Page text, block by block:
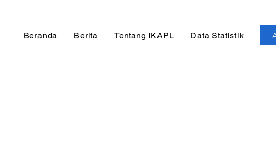
Beranda Berita Tentang IKAPL Data Statistik